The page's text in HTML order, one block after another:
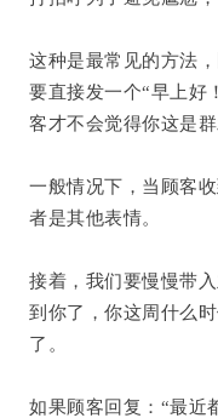
这种是最常见的方法
要直接发一个“早上好
客才不会觉得你这是
一般情况下，当顾客
者是其他表情。
接着，我们要慢慢带
到你了，你这周什么
了。
如果顾客回复：“最近